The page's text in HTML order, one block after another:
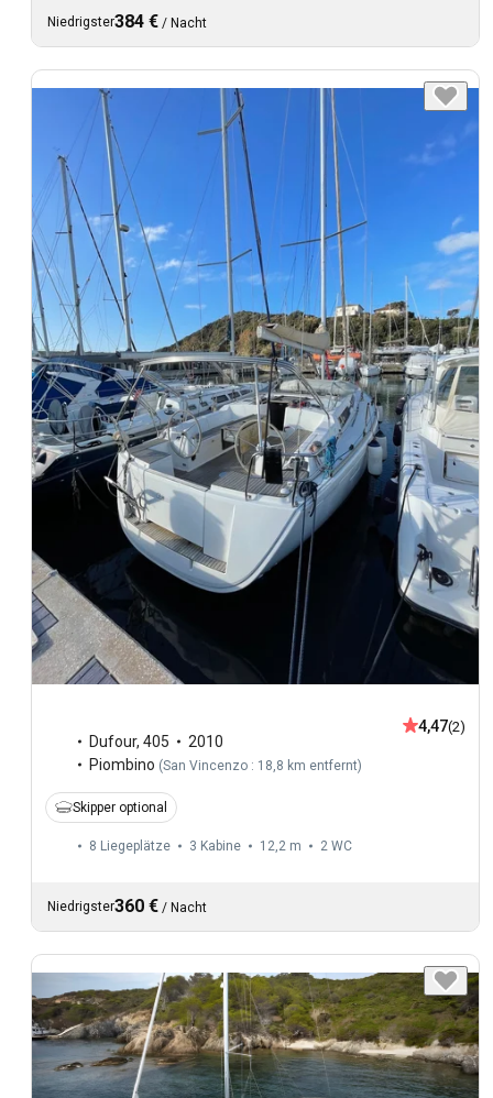
Niedrigster384 € / Nacht
Dufour, 405
2010
Piombino (San Vincenzo : 18,8 km entfernt)
4,47(2)
Skipper optional
8 Liegeplätze 3 Kabine 12,2 m 2 WC
Niedrigster360 € / Nacht